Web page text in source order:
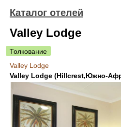
Каталог отелей
Valley Lodge
Толкование
Valley Lodge
Valley Lodge (Hillcrest,Южно-